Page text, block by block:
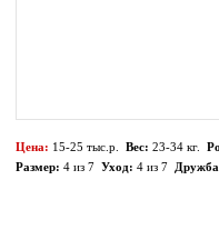
Цена: 15-25 тыс.р. Вес: 23-34 кг.
Размер: 4 из 7 Уход: 4 из 7